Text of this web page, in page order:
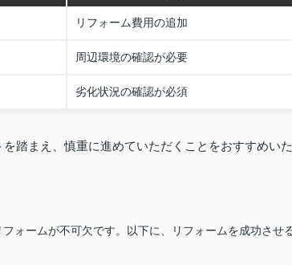
リフォーム費用の追加
周辺環境の確認が必要
劣化状況の確認が必須
踏まえ、慎重に進めていただくことをおすすめいた
ォームが不可欠です。以下に、リフォームを成功させ